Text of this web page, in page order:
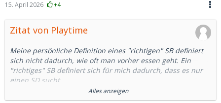
15. April 2026 +4
Zitat von Playtime
Meine persönliche Definition eines "richtigen" SB definiert
sich nicht dadurch, wie oft man vorher essen geht. Ein
"richtiges" SB definiert sich für mich dadurch, dass es nur
einen SD sucht.
Natürlich kann sie bei dieser Suche auch 1 oder 2 Mal falsch
Alles anzeigen